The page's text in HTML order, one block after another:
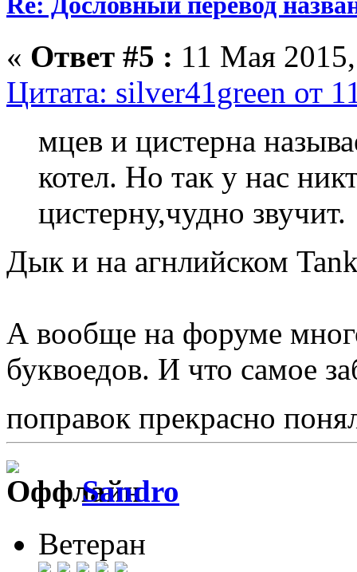
« Ответ #5 : 11 Мая
Цитата: silver41green от
мцев и цистерна
котел. Но так у нас
цистерну,чудно звучит.
Дык и на агнлийском
А вообще на форуме
буквоедов. И что самое
поправок прекрасно
Sandro
Ветеран